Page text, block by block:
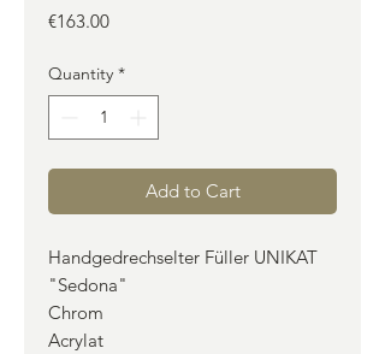
€163.00Price
Quantity *
Add to Cart
Handgedrechselter Füller UNIKAT
"Sedona"
Chrom
Acrylat